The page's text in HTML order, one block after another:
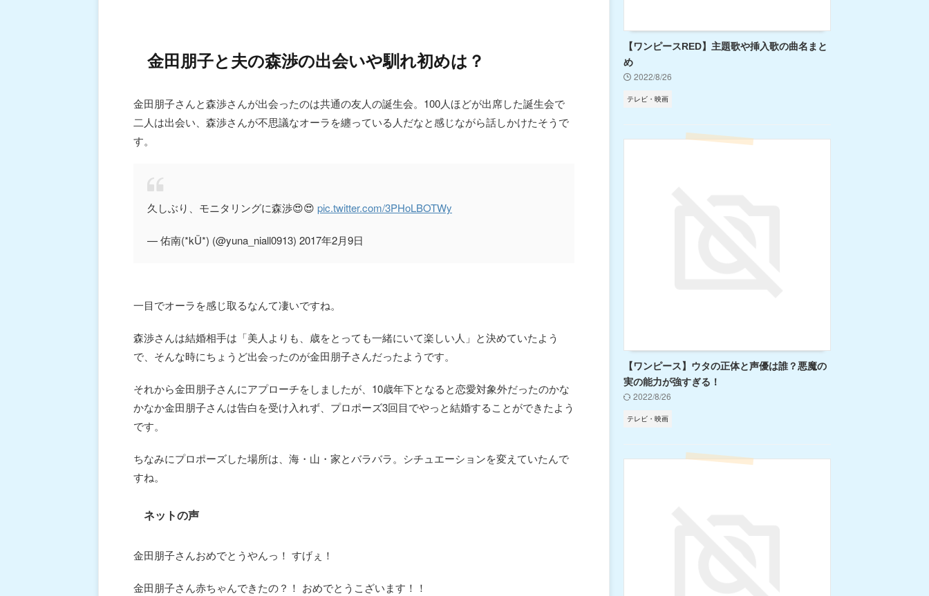
金田朋子と夫の森渉の出会いや馴れ初めは？
金田朋子さんと森渉さんが出会ったのは共通の友人の誕生会。100人ほどが出席した誕生会で
二人は出会い、森渉さんが不思議なオーラを纏っている人だなと感じながら話しかけたそうで
す。
久しぶり、モニタリングに森渉😍😍 pic.twitter.com/3PHoLBOTWy
— 佑南(*kÜ*) (@yuna_niall0913) 2017年2月9日
一目でオーラを感じ取るなんて凄いですね。
森渉さんは結婚相手は「美人よりも、歳をとっても一緒にいて楽しい人」と決めていたよう
で、そんな時にちょうど出会ったのが金田朋子さんだったようです。
それから金田朋子さんにアプローチをしましたが、10歳年下となると恋愛対象外だったのかな
かなか金田朋子さんは告白を受け入れず、プロポーズ3回目でやっと結婚することができたよう
です。
ちなみにプロポーズした場所は、海・山・家とバラバラ。シチュエーションを変えていたんで
すね。
ネットの声
金田朋子さんおめでとうやんっ！ すげぇ！
金田朋子さん赤ちゃんできたの？！ おめでとうこざいます！！
【ワンピースRED】主題歌や挿入歌の曲名まと
め
2022/8/26
テレビ・映画
【ワンピース】ウタの正体と声優は誰？悪魔の
実の能力が強すぎる！
2022/8/26
テレビ・映画